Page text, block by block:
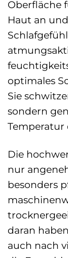
Oberfläche
Haut an
optimales
Sie
sondern
Temperatur
Die
nur
besonders
daran
auch nach